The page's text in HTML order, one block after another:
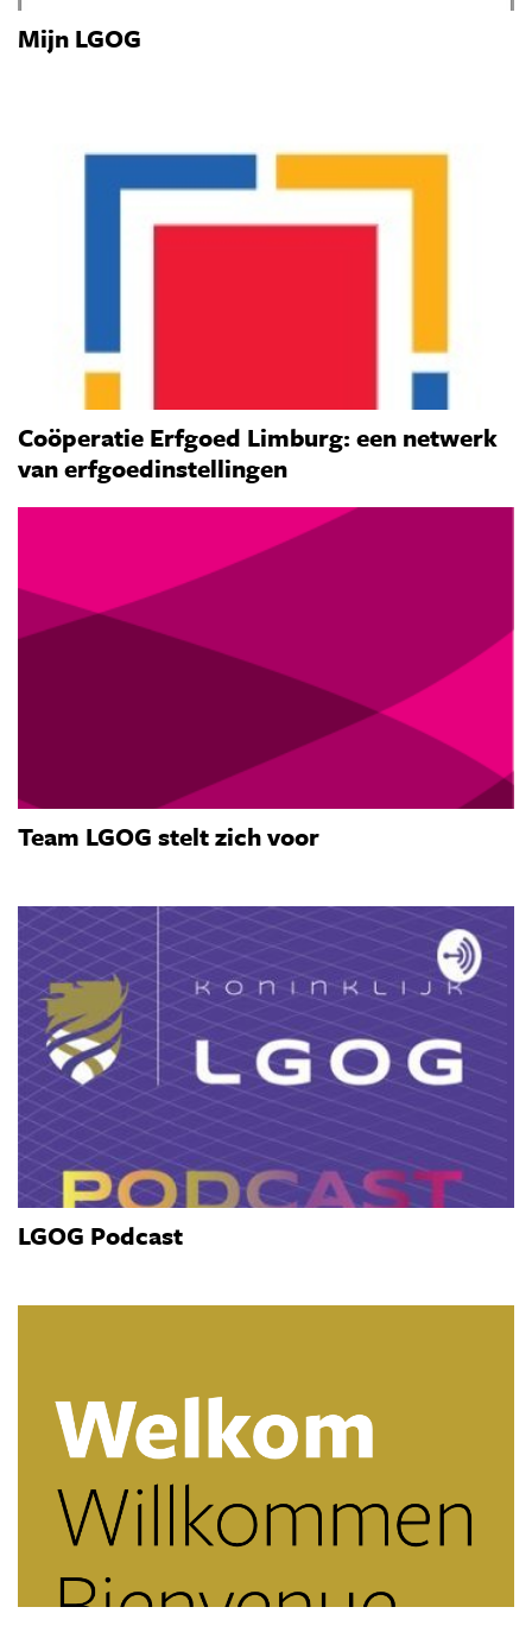
Mijn LGOG
Coöperatie Erfgoed Limburg: een netwerk
van erfgoedinstellingen
Team LGOG stelt zich voor
LGOG Podcast